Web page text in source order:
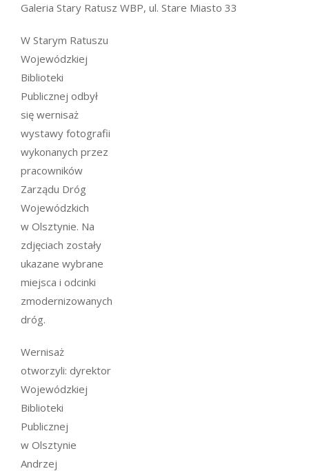
W Starym Ratuszu
Wojewódzkiej
Biblioteki
Publicznej odbył
się wernisaż
wystawy fotografii
wykonanych przez
pracowników
Zarządu Dróg
Wojewódzkich
w Olsztynie. Na
zdjęciach zostały
ukazane wybrane
miejsca i odcinki
zmodernizowanych
dróg.
Wernisaż
otworzyli: dyrektor
Wojewódzkiej
Biblioteki
Publicznej
w Olsztynie
Andrzej
Galeria Stary Ratusz WBP, ul. Stare Miasto 33